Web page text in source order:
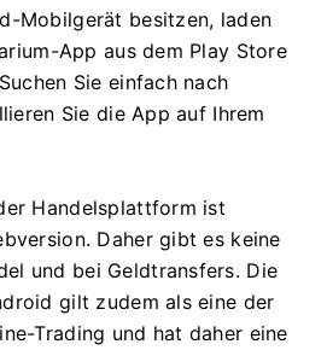
Mobilgerät besitzen, laden
App aus dem Play Store
Sie einfach nach
Sie die App auf Ihrem
Handelsplattform ist
Daher gibt es keine
und bei Geldtransfers. Die
gilt zudem als eine der
Trading und hat daher eine